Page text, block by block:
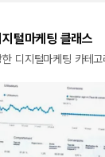
털마케팅 클래스
디지털마케팅 카테